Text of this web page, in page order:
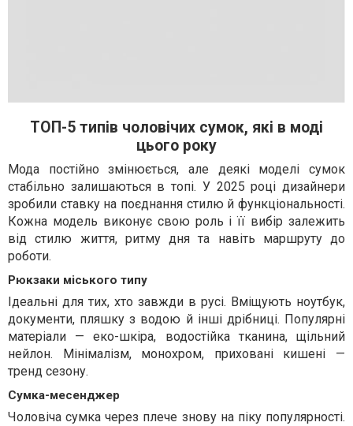
ТОП-5 типів чоловічих сумок, які в моді
цього року
Мода постійно змінюється, але деякі моделі сумок
стабільно залишаються в топі. У 2025 році дизайнери
зробили ставку на поєднання стилю й функціональності.
Кожна модель виконує свою роль і її вибір залежить
від стилю життя, ритму дня та навіть маршруту до
роботи.
Рюкзаки міського типу
Ідеальні для тих, хто завжди в русі. Вміщують ноутбук,
документи, пляшку з водою й інші дрібниці. Популярні
матеріали — еко-шкіра, водостійка тканина, щільний
нейлон. Мінімалізм, монохром, приховані кишені —
тренд сезону.
Сумка-месенджер
Чоловіча сумка через плече знову на піку популярності.